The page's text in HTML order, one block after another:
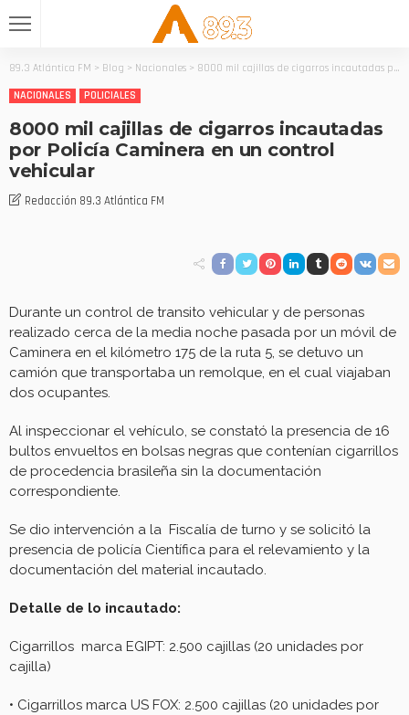
89.3 Atlántica FM > Blog > Nacionales > 8000 mil cajillas de cigarros incautadas por Policía Caminera en un control vehicular
NACIONALES
POLICIALES
8000 mil cajillas de cigarros incautadas
por Policía Caminera en un control
vehicular
Redacción 89.3 Atlántica FM
Durante un control de transito vehicular y de personas
realizado cerca de la media noche pasada por un móvil de
Caminera en el kilómetro 175 de la ruta 5, se detuvo un
camión que transportaba un remolque, en el cual viajaban
dos ocupantes.
Al inspeccionar el vehículo, se constató la presencia de 16
bultos envueltos en bolsas negras que contenían cigarrillos
de procedencia brasileña sin la documentación
correspondiente.
Se dio intervención a la Fiscalía de turno y se solicitó la
presencia de policía Científica para el relevamiento y la
documentación del material incautado.
Detalle de lo incautado:
Cigarrillos marca EGIPT: 2.500 cajillas (20 unidades por
cajilla)
• Cigarrillos marca US FOX: 2.500 cajillas (20 unidades por